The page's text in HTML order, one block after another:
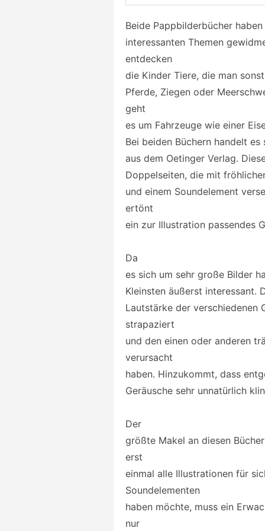
Beide Pappbilderbücher
interessanten Themen
entdecken
die Kinder Tiere, die man
Pferde, Ziegen oder
geht
es um Fahrzeuge wie einer
Bei beiden Büchern handelt
aus dem Oetinger Verlag.
Doppelseiten, die mit
und einem Soundelement
ertönt
ein zur Illustration passendes
Da
es sich um sehr große Bilder
Kleinsten äußerst interessant.
Lautstärke der verschiedenen
strapaziert
und den einen oder anderen
verursacht
haben. Hinzukommt, dass
Geräusche sehr unnatürlich
Der
größte Makel an diesen
erst
einmal alle Illustrationen für
Soundelementen
haben möchte, muss ein
nur